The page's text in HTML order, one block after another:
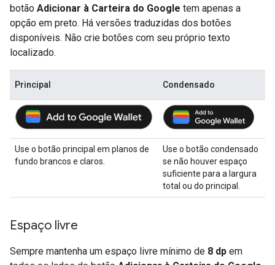
botão Adicionar à Carteira do Google tem apenas a
opção em preto. Há versões traduzidas dos botões
disponíveis. Não crie botões com seu próprio texto
localizado.
Principal Condensado
Use o botão principal em planos de
fundo brancos e claros.
Use o botão condensado
se não houver espaço
suficiente para a largura
total ou do principal.
Espaço livre
Sempre mantenha um espaço livre mínimo de 8 dp em